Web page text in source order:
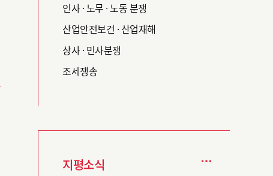
인사 · 노무 · 노동 분쟁
산업안전보건 · 산업재해
상사 · 민사분쟁
조세쟁송
지평소식